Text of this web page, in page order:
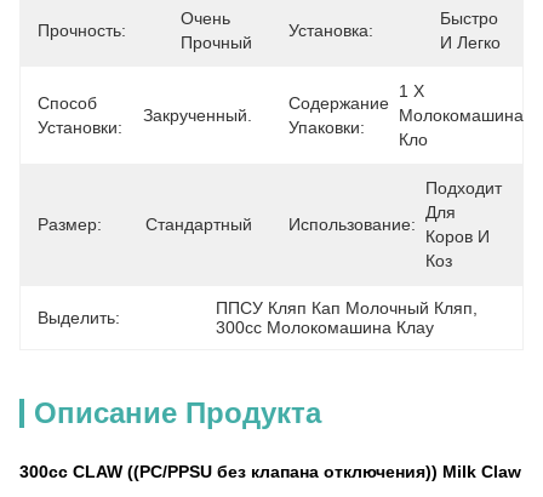
Прочность:
Очень
Прочный
Установка:
Быстро
И Легко
Способ
Установки:
Закрученный.
Содержание
Упаковки:
1 Х
Молокомашина
Кло
Размер: Стандартный Использование:
Подходит
Для
Коров И
Коз
Выделить: ППСУ Кляп Кап Молочный Кляп
300cc Молокомашина Клау
Описание Продукта
300cc CLAW ((PC/PPSU без клапана отключения)) Milk Claw